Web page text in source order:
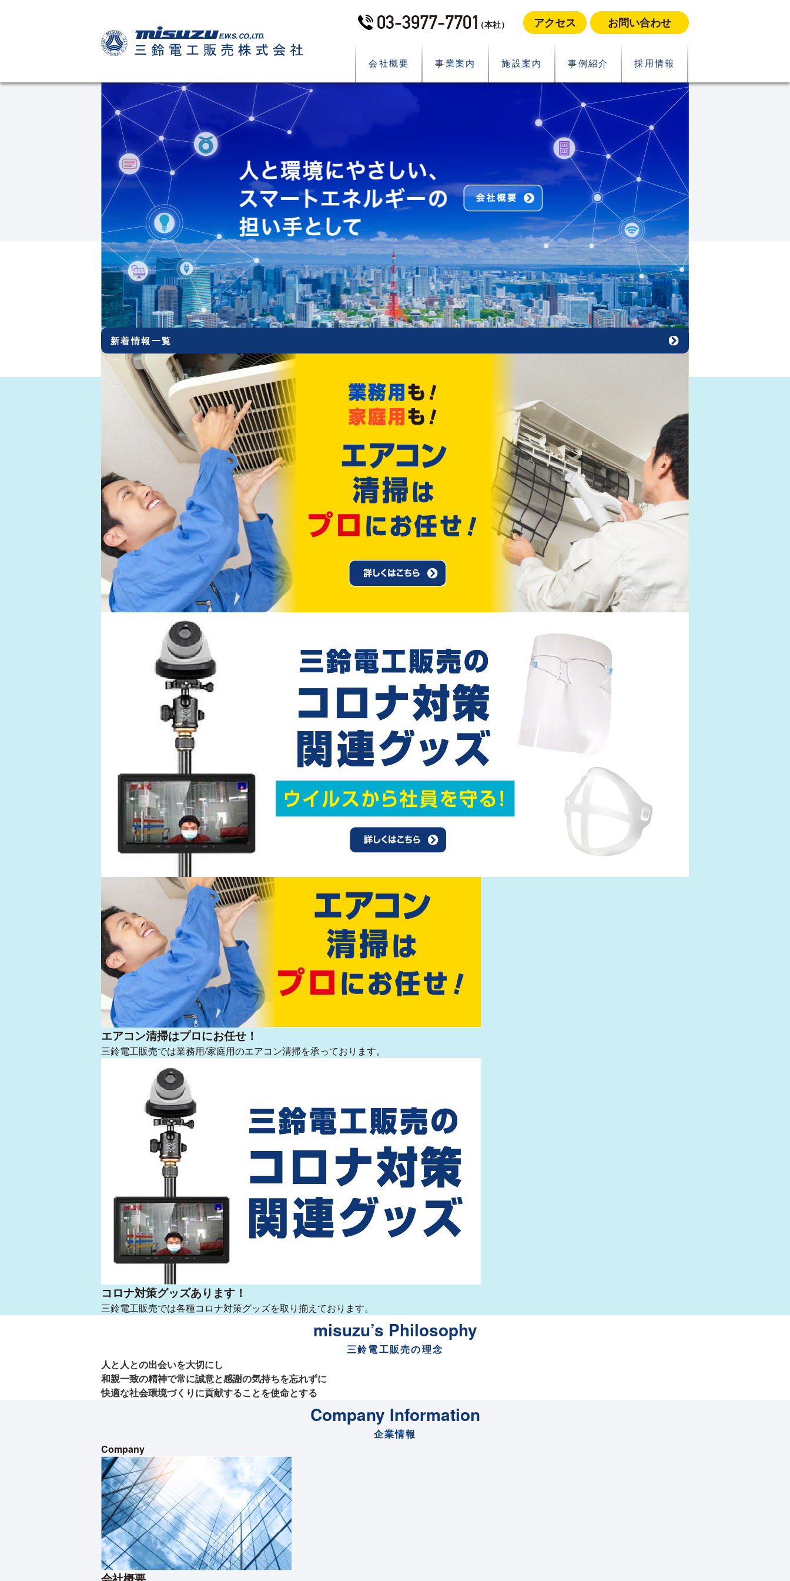
03-3977-7701 （本社） アクセス お問い合わせ
会社概要 事業案内 施設案内 事例紹介 採用情報
What’s New
新着情報
2021.03.10ＶＳ（ブイエス）コーティングスプレー オリジナルサイズ 販売開始!
2020.12.22社員募集!!
2020.12.01ホームページリニューアル!!
新着情報一覧
Recommend
おすすめ情報
高機能ガラスコーティング
エアコン清掃はプロにお任せ！
三鈴電工販売では業務用/家庭用のエアコン清掃を承っております。
コロナ対策グッズあります！
三鈴電工販売では各種コロナ対策グッズを取り揃えております。
misuzu’s Philosophy
三鈴電工販売の理念
人と人との出会いを大切にし
和親一致の精神で常に誠意と感謝の気持ちを忘れずに
快適な社会環境づくりに貢献することを使命とする
Company Information
企業情報
Company